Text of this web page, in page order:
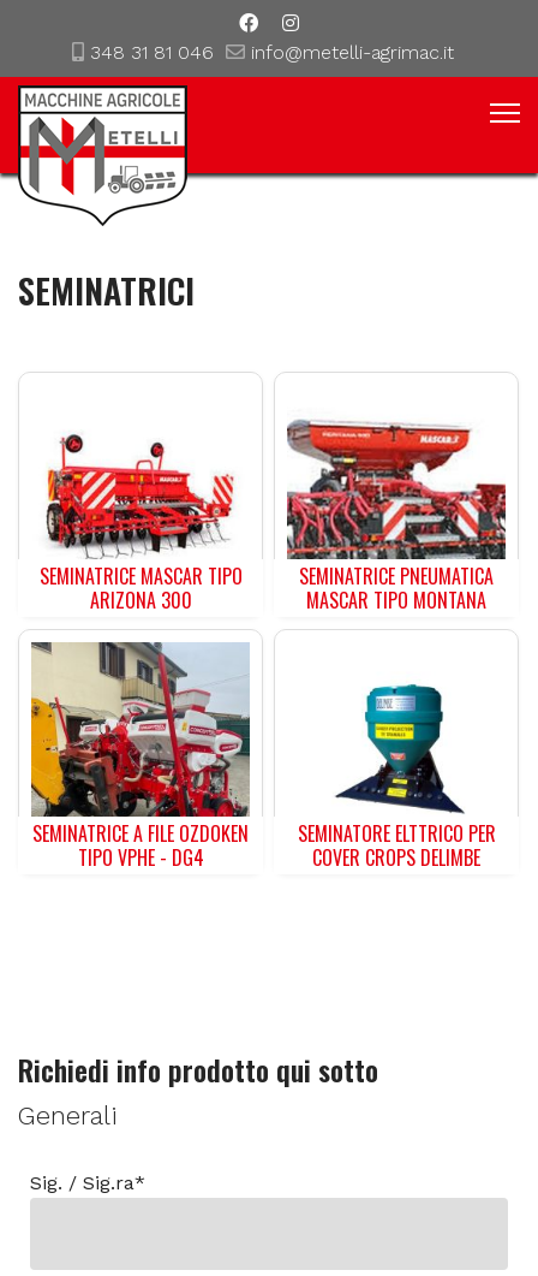
348 31 81 046 info@metelli-agrimac.it
SEMINATRICI
SEMINATRICE MASCAR TIPO
ARIZONA 300
SEMINATRICE PNEUMATICA
MASCAR TIPO MONTANA
SEMINATRICE A FILE OZDOKEN
TIPO VPHE - DG4
SEMINATORE ELTTRICO PER
COVER CROPS DELIMBE
Richiedi info prodotto qui sotto
Generali
Sig. / Sig.ra*